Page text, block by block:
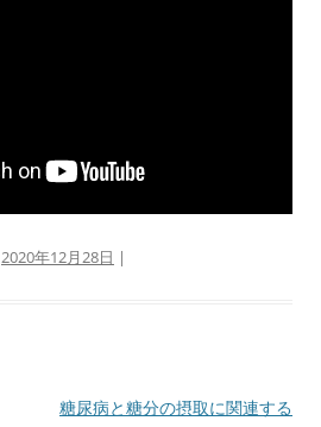
2020年12月28日 |
糖尿病と糖分の摂取に関連する